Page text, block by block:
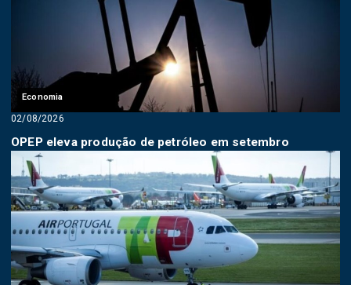
Economia
02/08/2026
OPEP eleva produção de petróleo em setembro